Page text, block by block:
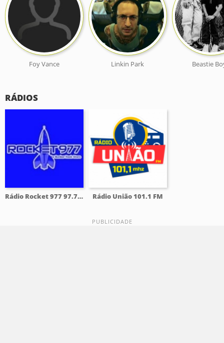
Foy Vance Linkin Park Beastie
RÁDIOS
Rádio Rocket 977 97.7 FM Rádio União 101.1 FM